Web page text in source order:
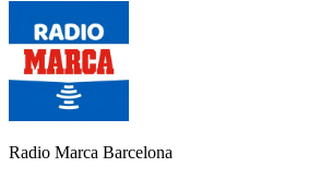
Radio Marca Barcelona